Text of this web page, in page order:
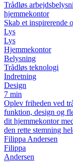
Trådløs
hjemmekontor
Skab et inspirerende
Lys
Lys
Hjemmekontor
Belysning
Trådløs teknologi
Indretning
Design
7 min
Oplev friheden ved
funktion, design og
dit hjemmekontor
den rette stemning
Filippa Andersen
Filippa
Andersen